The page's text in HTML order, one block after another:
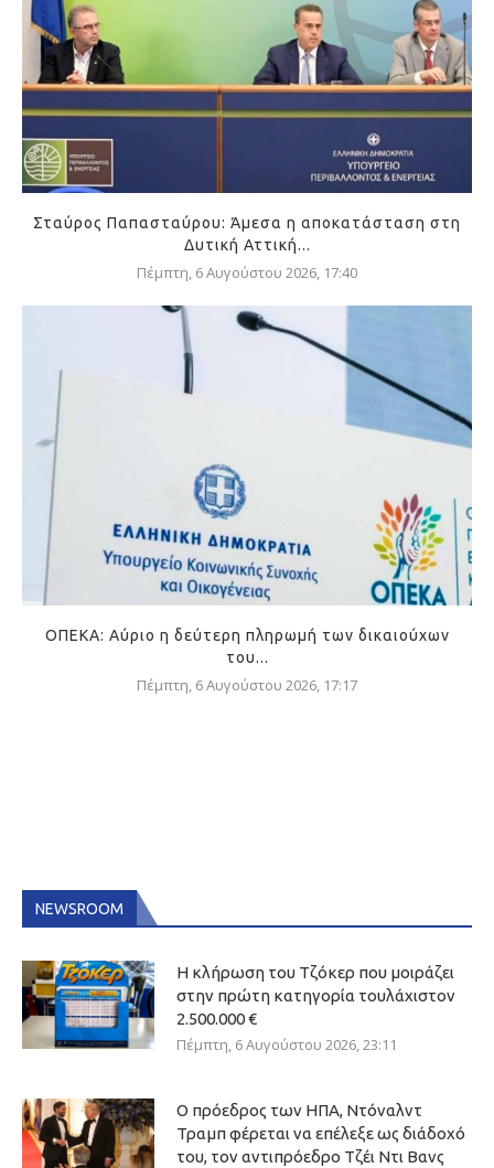
Σταύρος Παπασταύρου: Άμεσα η αποκατάσταση στη
Δυτική Αττική...
Πέμπτη, 6 Αυγούστου 2026, 17:40
ΟΠΕΚΑ: Αύριο η δεύτερη πληρωμή των δικαιούχων
του...
Πέμπτη, 6 Αυγούστου 2026, 17:17
NEWSROOM
Η κλήρωση του Τζόκερ που μοιράζει
στην πρώτη κατηγορία τουλάχιστον
2.500.000 €
Πέμπτη, 6 Αυγούστου 2026, 23:11
Ο πρόεδρος των ΗΠΑ, Ντόναλντ
Τραμπ φέρεται να επέλεξε ως διάδοχό
του, τον αντιπρόεδρο Τζέι Ντι Βανς